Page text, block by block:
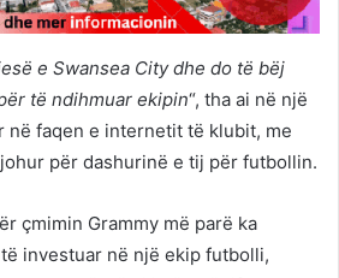
e Swansea City dhe do të bëj
të ndihmuar ekipin“, tha ai në një
në faqen e internetit të klubit, me
për dashurinë e tij për futbollin.
çmimin Grammy më parë ka
investuar në një ekip futbolli,